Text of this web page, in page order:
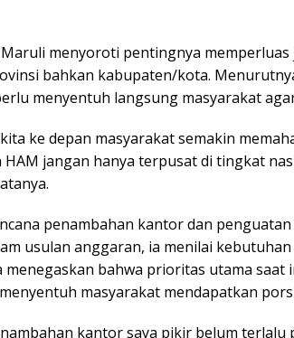
menyoroti pentingnya
bahkan kabupaten/kota.
menyentuh langsung masyarakat
ke depan masyarakat semakin
HAM jangan hanya terpusat di tingkat
penambahan kantor dan
usulan anggaran, ia menilai
menegaskan bahwa prioritas utama
masyarakat mendapatkan
kantor saya pikir belum terlalu